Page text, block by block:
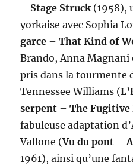
– Stage Struck (1958),
yorkaise avec Sophia
garce – That Kind of
Brando, Anna Magnani
pris dans la tourmente
Tennessee Williams (
serpent – The Fugitive
fabuleuse adaptation
Vallone (Vu du pont –
1961), ainsi qu’une